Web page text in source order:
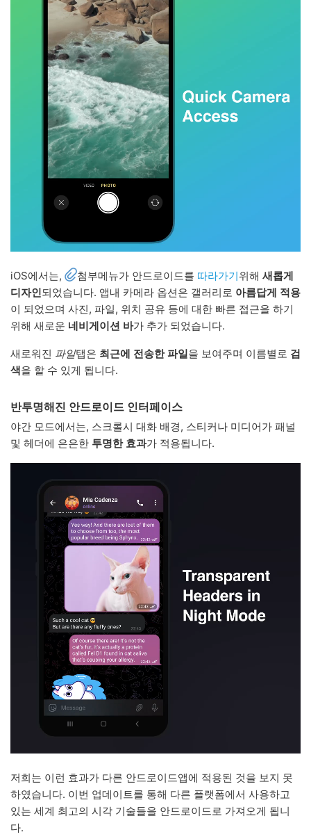
iOS에서는, 첨부메뉴가 안드로이드를 따라가기위해 새롭게
디자인되었습니다. 앱내 카메라 옵션은 갤러리로 아름답게 적용
이 되었으며 사진, 파일, 위치 공유 등에 대한 빠른 접근을 하기
위해 새로운 네비게이션 바가 추가 되었습니다.
새로워진 파일탭은 최근에 전송한 파일을 보여주며 이름별로 검
색을 할 수 있게 됩니다.
반투명해진 안드로이드 인터페이스
야간 모드에서는, 스크롤시 대화 배경, 스티커나 미디어가 패널
및 헤더에 은은한 투명한 효과가 적용됩니다.
저희는 이런 효과가 다른 안드로이드앱에 적용된 것을 보지 못
하였습니다. 이번 업데이트를 통해 다른 플랫폼에서 사용하고
있는 세계 최고의 시각 기술들을 안드로이드로 가져오게 됩니
다.